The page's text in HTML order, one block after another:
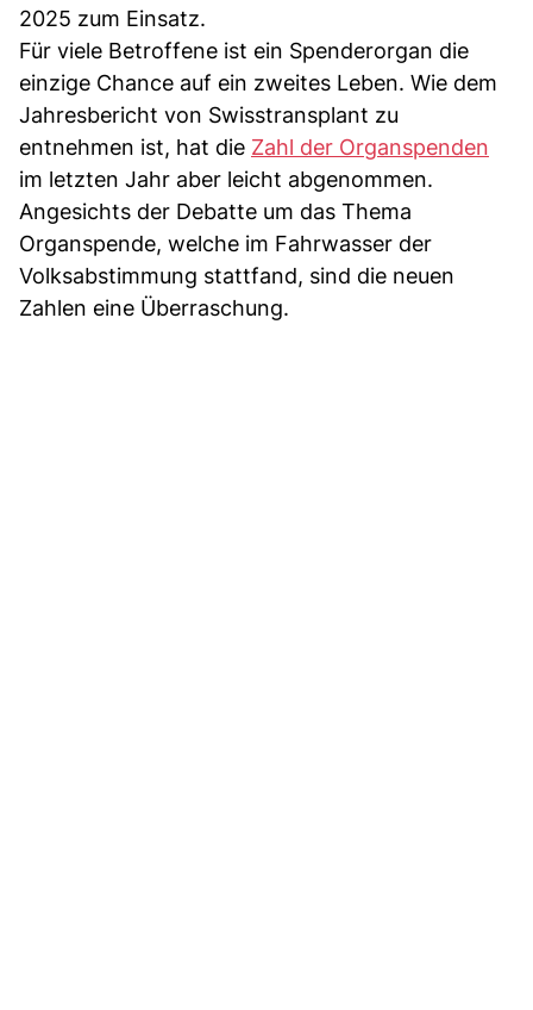
2025 zum Einsatz.
Für viele Betroffene ist ein Spenderorgan die
einzige Chance auf ein zweites Leben. Wie dem
Jahresbericht von Swisstransplant zu
entnehmen ist, hat die Zahl der Organspenden
im letzten Jahr aber leicht abgenommen.
Angesichts der Debatte um das Thema
Organspende, welche im Fahrwasser der
Volksabstimmung stattfand, sind die neuen
Zahlen eine Überraschung.